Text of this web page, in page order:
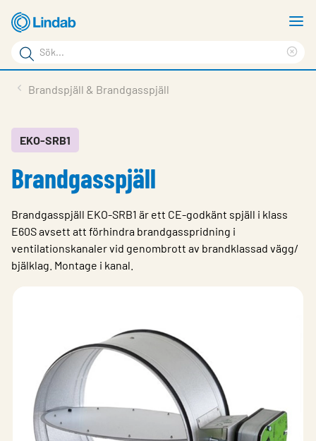
Hoppa
till
huvudinnehållet
Sökord
Sök
på
Service & Support
Hållbarhet
Kontakt
Brandspjäll & Brandgasspjäll
EKO-SRB1
Brandgasspjäll
Brandgasspjäll EKO-SRB1 är ett CE-godkänt spjäll i klass
E60S avsett att förhindra brandgasspridning i
ventilationskanaler vid genombrott av brandklassad vägg/
bjälklag. Montage i kanal.